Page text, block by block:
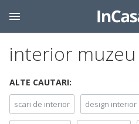
interior muzeu
ALTE CAUTARI:
scari de interior design interior